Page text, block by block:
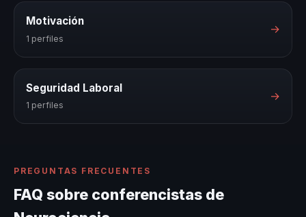
Motivación
1 perfiles
→
Seguridad Laboral
1 perfiles
→
PREGUNTAS FRECUENTES
FAQ sobre conferencistas de